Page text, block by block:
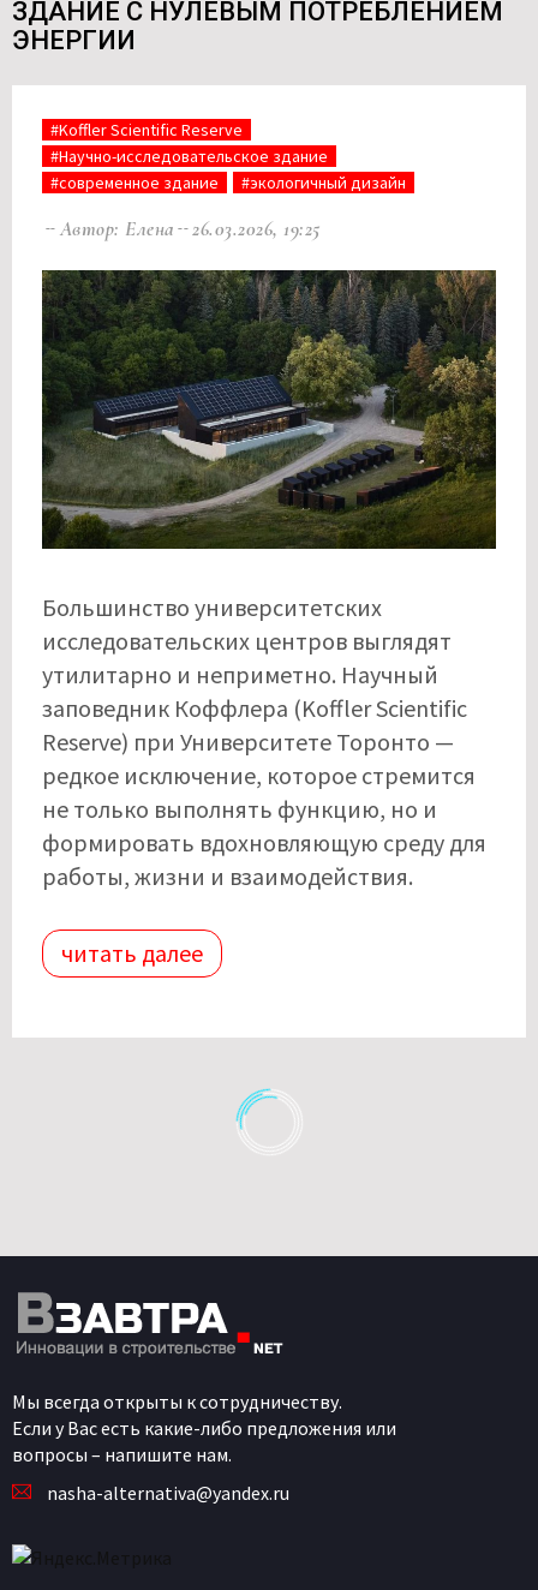
ЗДАНИЕ С НУЛЕВЫМ ПОТРЕБЛЕНИЕМ
ЭНЕРГИИ
#Koffler Scientific Reserve
#Научно-исследовательское здание
#современное здание
#экологичный дизайн
Автор: Елена 26.03.2026, 19:25
Большинство университетских
исследовательских центров выглядят
утилитарно и неприметно. Научный
заповедник Коффлера (Koffler Scientific
Reserve) при Университете Торонто —
редкое исключение, которое стремится
не только выполнять функцию, но и
формировать вдохновляющую среду для
работы, жизни и взаимодействия.
читать далее
Мы всегда открыты к сотрудничеству.
Если у Вас есть какие-либо предложения или
вопросы – напишите нам.
nasha-alternativa@yandex.ru